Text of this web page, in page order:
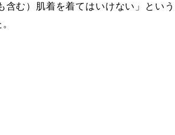
む）肌着を着てはいけない」という